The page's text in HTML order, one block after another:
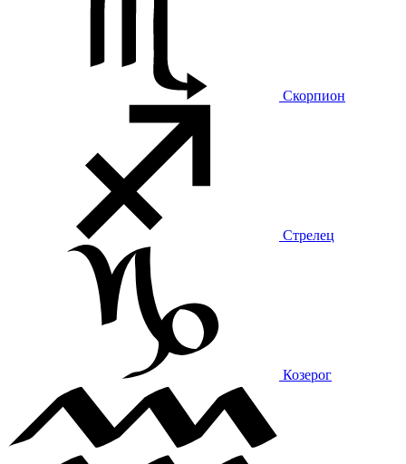
Скорпион
Стрелец
Козерог